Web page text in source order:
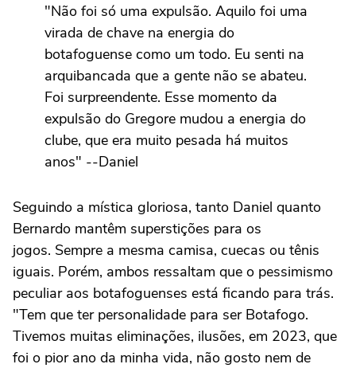
"Não foi só uma expulsão. Aquilo foi uma
virada de chave na energia do
botafoguense como um todo. Eu senti na
arquibancada que a gente não se abateu.
Foi surpreendente. Esse momento da
expulsão do Gregore mudou a energia do
clube, que era muito pesada há muitos
anos" --Daniel
Seguindo a mística gloriosa, tanto Daniel quanto
Bernardo mantêm superstições para os
jogos. Sempre a mesma camisa, cuecas ou tênis
iguais. Porém, ambos ressaltam que o pessimismo
peculiar aos botafoguenses está ficando para trás.
"Tem que ter personalidade para ser Botafogo.
Tivemos muitas eliminações, ilusões, em 2023, que
foi o pior ano da minha vida, não gosto nem de